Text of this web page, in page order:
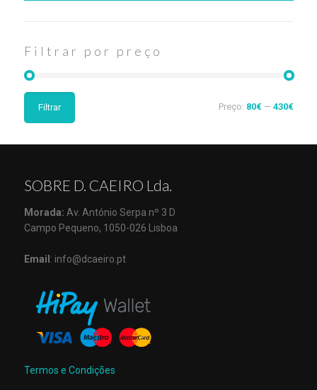
Filtrar por preço
Filtrar Preço: 80€— 430€
SOBRE D. CAEIRO Lda.
Morada: Av. António Serpa nº 3 D
Campo Pequeno, 1050-026 Lisboa
Email : info@dcaeiro.pt
Termos e Condições